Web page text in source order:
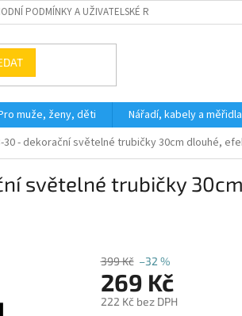
PODMÍNKY A UŽIVATELSKÉ RADY
muže, ženy, děti
Nářadí, kabely a měřidla
30 - dekorační světelné trubičky 30cm dlouhé,
světelné trubičky
399 Kč –32 %
269 Kč
222 Kč bez DPH